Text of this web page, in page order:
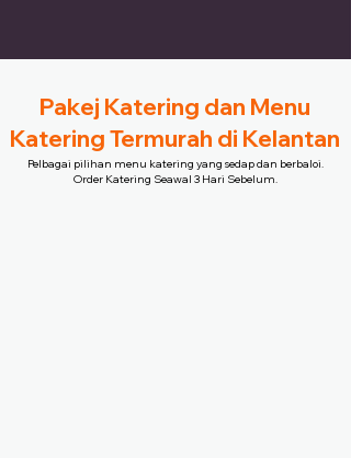
Pakej Katering dan Menu
Katering Termurah di Kelantan
Pelbagai pilihan menu katering yang sedap dan berbaloi.
Order Katering Seawal 3 Hari Sebelum.